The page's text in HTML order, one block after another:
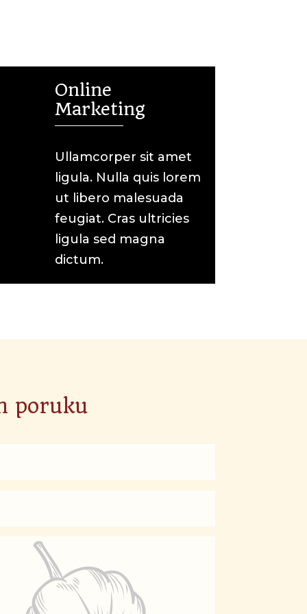
Online
Marketing
Ullamcorper sit amet
ligula. Nulla quis lorem
ut libero malesuada
feugiat. Cras ultricies
ligula sed magna
dictum.
poruku